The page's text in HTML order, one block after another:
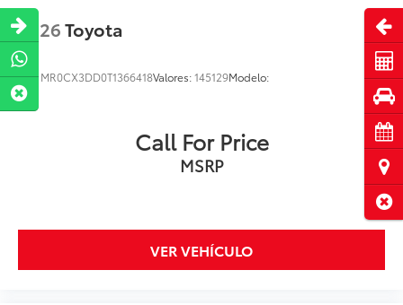
2026Toyota
VIN:MR0CX3DD0T1366418Valores:145129Modelo:
Call For Price
MSRP
VER VEHÍCULO